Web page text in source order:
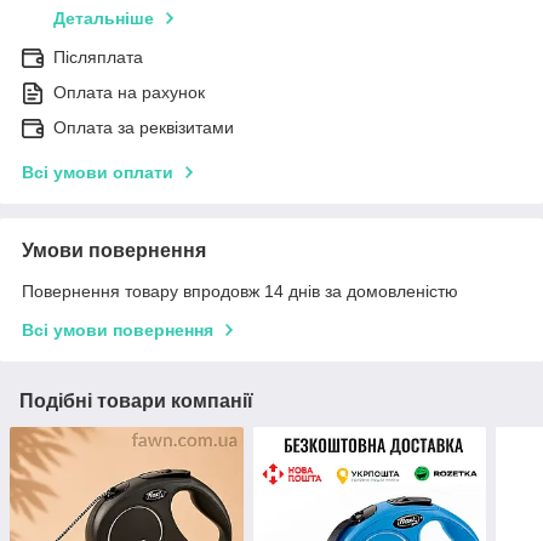
Детальніше
Післяплата
Оплата на рахунок
Оплата за реквізитами
Всі умови оплати
Умови повернення
Повернення товару впродовж 14 днів за домовленістю
Всі умови повернення
Подібні товари компанії